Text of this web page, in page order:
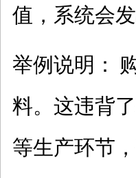
值，系统会发
举例说明：
料。这违背
等生产环节